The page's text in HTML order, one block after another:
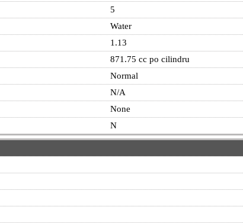
5
Water
1.13
871.75 cc po cilindru
Normal
N/A
None
N